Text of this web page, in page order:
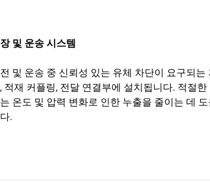
및 운송 시스템
및 운송 중 신뢰성 있는 유체 차단이 요구되는
적재 커플링, 전달 연결부에 설치됩니다. 적절한
온도 및 압력 변화로 인한 누출을 줄이는 데
.